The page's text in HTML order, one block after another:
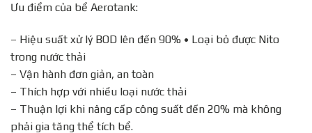
Ưu điểm của bể Aerotank:
– Hiệu suất xử lý BOD lên đến 90% • Loại bỏ được Nito
trong nước thải
– Vận hành đơn giản, an toàn
– Thích hợp với nhiều loại nước thải
– Thuận lợi khi nâng cấp công suất đến 20% mà không
phải gia tăng thể tích bể.